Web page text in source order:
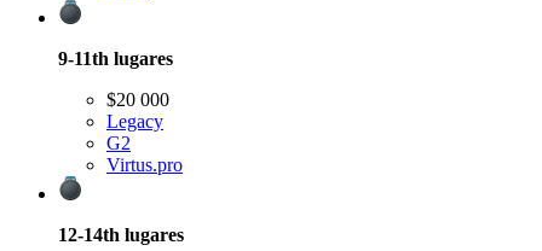
9-11th lugares
$20 000
Legacy
G2
Virtus.pro
12-14th lugares